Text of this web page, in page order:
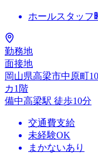
ホールスタッフ
勤務地
面接地
岡山県高梁市中原町
カ1階
備中高梁駅 徒歩10分
交通費支給
未経験OK
まかないあり